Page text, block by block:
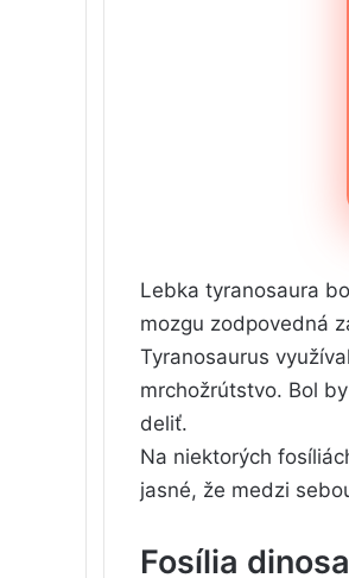
Lebka tyranosaura
mozgu zodpovedná
Tyranosaurus
mrchožrútstvo. Bol
deliť.
Na niektorých
jasné, že medzi
Fosília